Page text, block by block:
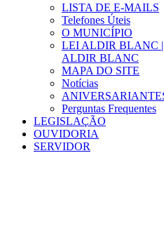
LISTA DE E-MAILS
Telefones Úteis
O MUNICÍPIO
LEI ALDIR BLANC |
ALDIR BLANC
MAPA DO SITE
Notícias
Perguntas Frequentes
LEGISLAÇÃO
OUVIDORIA
SERVIDOR